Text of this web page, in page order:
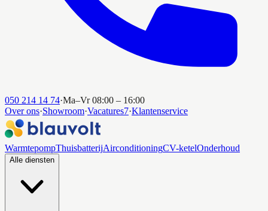
050 214 14 74·Ma–Vr 08:00 – 16:00
Over ons·Showroom·Vacatures7·Klantenservice
WarmtepompThuisbatterijAirconditioningCV-ketelOnderhoud
Alle diensten